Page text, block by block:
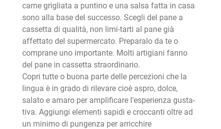
carne grigliata a puntino e una salsa fatta in casa
sono alla base del successo. Scegli del pane a
cassetta di qualità, non limi-tarti al pane già
affettato del supermercato. Preparalo da te o
comprane uno importante. Molti artigiani fanno
del pane in cassetta straordinario.
Copri tutte o buona parte delle percezioni che la
lingua è in grado di rilevare cioè aspro, dolce,
salato e amaro per amplificare l’esperienza gusta-
tiva. Aggiungi elementi sapidi e croccanti oltre ad
un minimo di pungenza per arricchire